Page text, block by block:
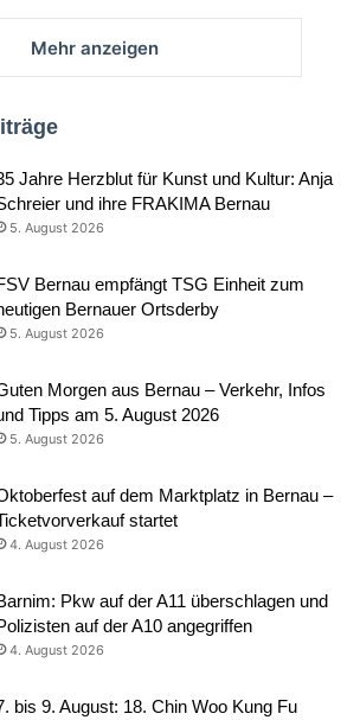
Mehr anzeigen
Jahre Herzblut für Kunst und Kultur: Anja
und ihre FRAKIMA Bernau
5. August 2026
Bernau empfängt TSG Einheit zum
Bernauer Ortsderby
5. August 2026
Morgen aus Bernau – Verkehr, Infos
Tipps am 5. August 2026
5. August 2026
auf dem Marktplatz in Bernau –
startet
4. August 2026
Pkw auf der A11 überschlagen und
auf der A10 angegriffen
4. August 2026
bis 9. August: 18. Chin Woo Kung Fu